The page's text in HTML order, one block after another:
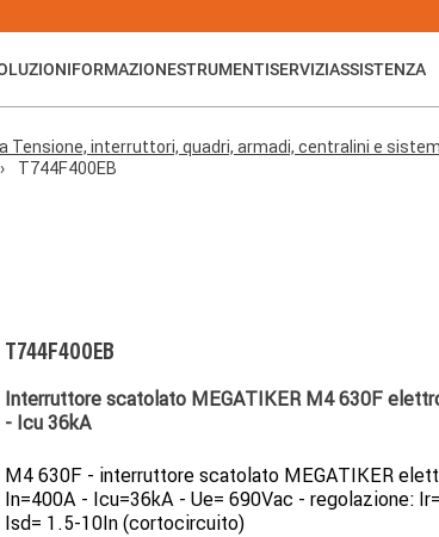
FORMAZIONESTRUMENTISERVIZIASSISTENZA
Tensione, interruttori, quadri, armadi, centralini e
T744F400EB
T744F400EB
Interruttore scatolato MEGATIKER M4 630F
- Icu 36kA
M4 630F - interruttore scatolato MEGATIKER
In=400A - Icu=36kA - Ue= 690Vac - regolazione:
Isd= 1.5-10In (cortocircuito)